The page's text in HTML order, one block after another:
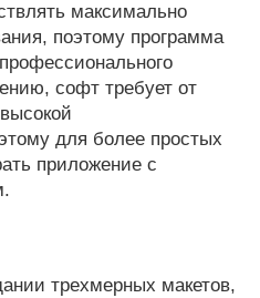
максимально
поэтому программа
софт требует от
для более простых
приложение с
трехмерных макетов,